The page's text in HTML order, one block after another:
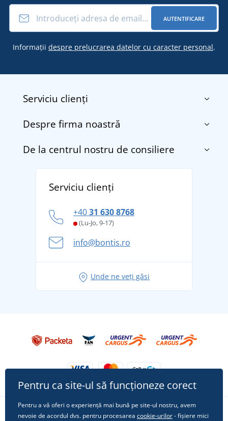
AUTENTIFICARE
Informații despre prelucrarea datelor cu caracter personal.
Serviciu clienți
Contact
Transport și plată
Returnarea bunurilor și reclamații
Politica de confidențialitate a datelor cu caracter
Despre firma noastră
Despre noi
De la centrul nostru de consiliere
tradiție din 1976
și în siguranță
Aventura de vară începe cu bagajul - pregătiți-vă
Tricoul preferat City în rol principal: ținute pentru
Serviciu clienți
+4031 630 8768
(Lu-Jo, 9-17)
info@bontis.ro
Unde ne veți găsi
Pentru ca site-ul să funcționeze corect
Pentru a vă oferi o experiență mai bună pe site-ul nostru, avem
nevoie de acordul dvs. pentru procesarea cookie-urilor- fișiere mici